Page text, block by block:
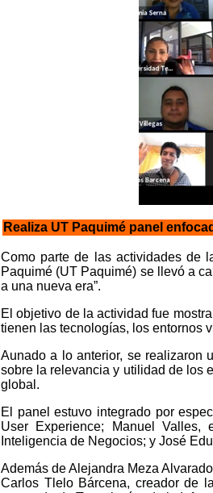
Realiza UT Paquimé panel
Como parte de las actividades de
Paquimé (UT Paquimé) se llevó a
a una nueva era”.
El objetivo de la actividad fue
tienen las tecnologías, los entornos
Aunado a lo anterior, se realizaron
sobre la relevancia y utilidad de los
global.
El panel estuvo integrado por
User Experience; Manuel Valles,
Inteligencia de Negocios; y José
Además de Alejandra Meza
Carlos Tlelo Bárcena, creador de